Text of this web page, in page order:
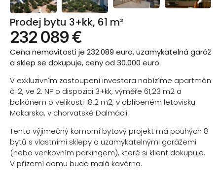
Prodej bytu 3+kk, 61 m²
232 089 €
Cena nemovitosti je 232.089 euro, uzamykatelná garáž
a sklep se dokupuje, ceny od 30.000 euro.
V exkluzivním zastoupení investora nabízíme apartmán
č. 2, ve 2. NP o dispozici 3+kk, výměře 61,23 m2 a
balkónem o velikosti 18,2 m2, v oblíbeném letovisku
Makarska, v chorvatské Dalmácii.
Tento výjimečný komorní bytový projekt má pouhých 8
bytů s vlastními sklepy a uzamykatelnými garážemi
(nebo venkovním parkingem), které si klient dokupuje.
V přízemí domu bude malá kavárna.